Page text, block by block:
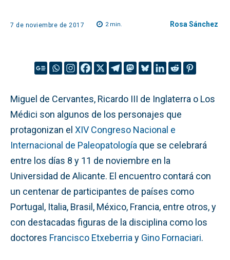
7 de noviembre de 2017 2min. Rosa Sánchez
Miguel de Cervantes, Ricardo III de Inglaterra o Los
Médici son algunos de los personajes que
protagonizan el XIV Congreso Nacional e
Internacional de Paleopatología que se celebrará
entre los días 8 y 11 de noviembre en la
Universidad de Alicante. El encuentro contará con
un centenar de participantes de países como
Portugal, Italia, Brasil, México, Francia, entre otros, y
con destacadas figuras de la disciplina como los
doctores Francisco Etxeberria y Gino Fornaciari.